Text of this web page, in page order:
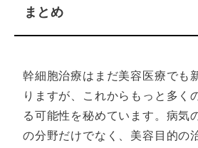
まとめ
幹細胞治療はまだ美容医療でも
りますが、これからもっと多く
る可能性を秘めています。病気
の分野だけでなく、美容目的の